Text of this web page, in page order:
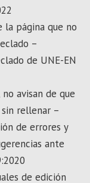
la página que no
–
de UNE-EN
avisan de que
rellenar –
de errores y
ante
de edición